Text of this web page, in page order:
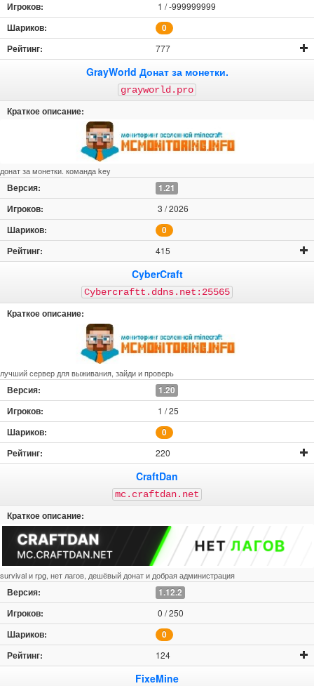
1 / -999999999
0
777
GrayWorld Донат за монетки.
grayworld.pro
донат за монетки. команда key
1.21
3 / 2026
0
415
CyberCraft
Cybercraftt.ddns.net:25565
лучший сервер для выживания, зайди и проверь
1.20
1 / 25
0
220
CraftDan
mc.craftdan.net
survival и rpg, нет лагов, дешёвый донат и добрая администрация
1.12.2
0 / 250
0
124
FixeMine